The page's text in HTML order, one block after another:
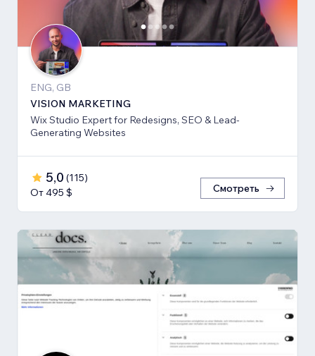
ENG, GB
VISION MARKETING
Wix Studio Expert for Redesigns, SEO & Lead-
Generating Websites
5,0 (115)
От 495 $
Смотреть